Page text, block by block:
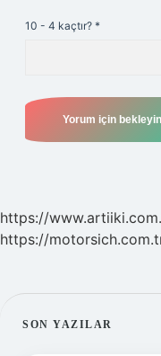
10 - 4 kaçtır? *
https://
https://
SIDEBAR
SON YAZILAR